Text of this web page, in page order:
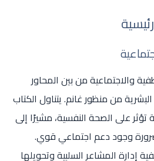
والاجتماعية من بين المحاور
من منظور غانم. يتناول الكتاب
على الصحة النفسية، مشيرًا إلى
وجود دعم اجتماعي قوي.
إدارة المشاعر السلبية وتحويلها